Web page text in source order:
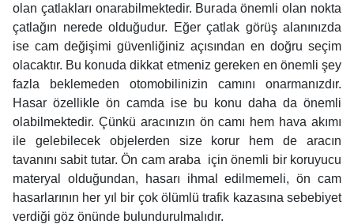
olan çatlakları onarabilmektedir. Burada önemli olan nokta
çatlağın nerede olduğudur. Eğer çatlak görüş alanınızda
ise cam değişimi güvenliğiniz açısından en doğru seçim
olacaktır. Bu konuda dikkat etmeniz gereken en önemli şey
fazla beklemeden otomobilinizin camını onarmanızdır.
Hasar özellikle ön camda ise bu konu daha da önemli
olabilmektedir. Çünkü aracınızın ön camı hem hava akımı
ile gelebilecek objelerden size korur hem de aracın
tavanını sabit tutar. Ön cam araba için önemli bir koruyucu
materyal olduğundan, hasarı ihmal edilmemeli, ön cam
hasarlarının her yıl bir çok ölümlü trafik kazasına sebebiyet
verdiği göz önünde bulundurulmalıdır.